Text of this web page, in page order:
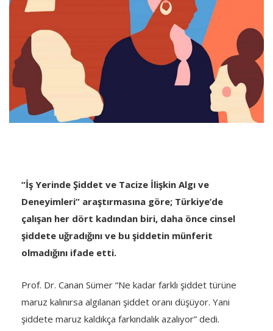
“İş Yerinde Şiddet ve Tacize İlişkin Algı ve
Deneyimleri” araştırmasına göre; Türkiye’de
çalışan her dört kadından biri, daha önce cinsel
şiddete uğradığını ve bu şiddetin münferit
olmadığını ifade etti.
Prof. Dr. Canan Sümer “Ne kadar farklı şiddet türüne
maruz kalınırsa algılanan şiddet oranı düşüyor. Yani
şiddete maruz kaldıkça farkındalık azalıyor” dedi.